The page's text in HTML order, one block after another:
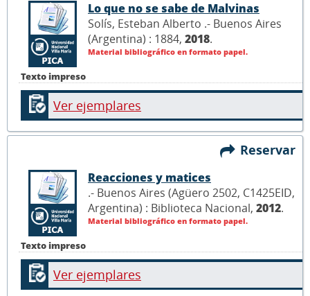
Texto impreso
Lo que no se sabe de Malvinas
Solís, Esteban Alberto .- Buenos Aires
(Argentina) : 1884, 2018.
Material bibliográfico en formato papel.
Ver ejemplares
Reservar
Texto impreso
Reacciones y matices
.- Buenos Aires (Agüero 2502, C1425EID,
Argentina) : Biblioteca Nacional, 2012.
Material bibliográfico en formato papel.
Ver ejemplares